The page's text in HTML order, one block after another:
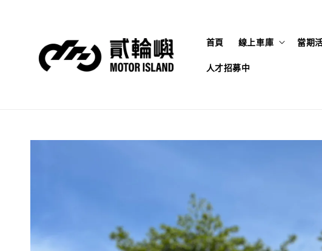
首頁 線上車庫 當期
人才招募中